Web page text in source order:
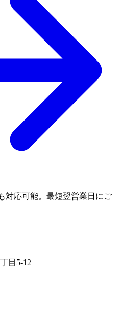
対応可能。最短翌営業日にご
目5-12